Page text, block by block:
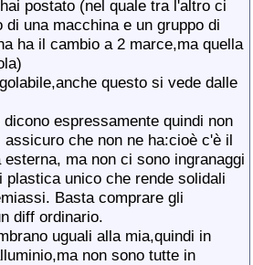
postato (nel quale tra l'altro ci
di una macchina e un gruppo di
ha il cambio a 2 marce,ma quella
questo si vede dalle
espressamente quindi non
che non ne ha:cioè c'è il
ma non ci sono ingranaggi
plastica unico che rende solidali
Basta comprare gli
diff ordinario.
uguali alla mia,quindi in
non sono tutte in